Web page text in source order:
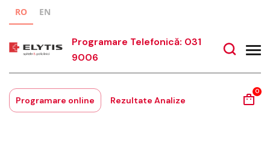
RO EN
Programare Telefonică: 031
9006
Programare online Rezultate Analize
0